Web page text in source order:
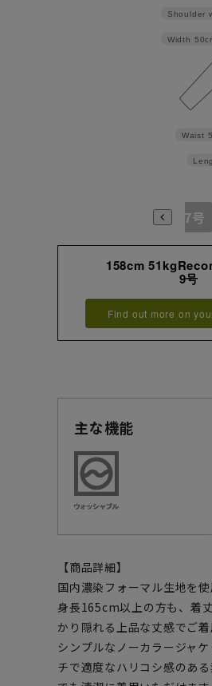
Waist
Width
Shoulder
7号
158cm
9号
Find out more on
主な機能
【商品詳細】
国内濃染フォーマル生地を
身長165cm以上の方も、着
かり隠れる上品な丈感でご着
シンプルなノーカラージャ
チで適度なハリコシ感のあ